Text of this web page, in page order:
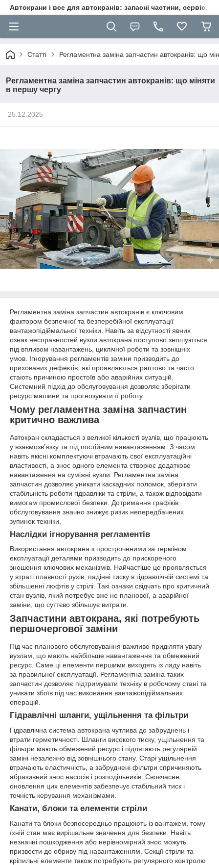
Автокрани і все для автокранів: запасні частини, сервіс,
Статті Регламентна заміна запчастин автокранів: що
Регламентна заміна запчастин автокранів: що міняти
в першу чергу
25.12.2025
Регламентна заміна запчастин автокранів є ключовим
фактором безпечної та безперебійної експлуатації
вантажопідіймальної техніки. Навіть за відсутності явних
ознак несправностей вузли автокрана поступово зношуються
під впливом навантажень, циклічної роботи та зовнішніх
умов. Ігнорування регламентів заміни призводить до
прихованих дефектів, які проявляються раптово та часто
стають причиною простоїв або аварійних ситуацій.
Системний підхід до обслуговування дозволяє зберігати
ресурс машини та прогнозувати її роботу.
Чому регламентна заміна запчастин
критично важлива
Автокран складається з великої кількості вузлів, що працюють
у взаємозв’язку та під постійним навантаженням. З часом
навіть якісні комплектуючі втрачають свої експлуатаційні
властивості, а знос одного елемента створює додаткове
навантаження на суміжні вузли. Регламентна заміна
запчастин дозволяє уникати каскадних поломок, зберігати
стабільність роботи гідравліки та стріли, а також відповідати
вимогам промислової безпеки. Дотримання графіків
обслуговування значно знижує ризик непередбачених
зупинок техніки.
Наслідки ігнорування регламентів
Використання автокрана з простроченими за терміном
експлуатації деталями призводить до прискореного
зношення ключових механізмів. Найчастіше це проявляється
у втраті плавності рухів, падінні тиску в гідравлічній системі та
збільшенні люфтів у стрілі. Такі ознаки свідчать про критичний
стан вузлів, який потребує вже не планової, а аварійної
заміни, що суттєво збільшує витрати.
Запчастини автокрана, які потребують
першочергової заміни
Під час планового обслуговування важливо приділяти увагу
вузлам, що мають найбільше навантаження та обмежений
ресурс. Саме ці елементи першими виходять із ладу навіть
за правильної експлуатації. Регламентна заміна таких
запчастин дозволяє підтримувати техніку в робочому стані та
уникати збоїв під час виконання вантажопідіймальних
операцій.
Гідравлічні шланги, ущільнення та фільтри
Гідравлічна система автокрана чутлива до забруднень і
втрати герметичності. Шланги високого тиску, ущільнення та
фільтри мають обмежений ресурс і підлягають регулярній
заміні незалежно від зовнішнього стану. Старі ущільнення
втрачають еластичність, а забруднені фільтри спричиняють
абразивний знос насосів і розподільників. Своєчасне
оновлення цих елементів забезпечує стабільний тиск і
точність керування механізмами.
Канати, блоки та елементи стріли
Канати та блоки безпосередньо працюють із вантажем, тому
їхній стан має вирішальне значення для безпеки. Навіть
незначні пошкодження або нерівномірний знос можуть
призвести до обриву під навантаженням. Секції стріли та
кріпильні елементи також потребують регулярного контролю